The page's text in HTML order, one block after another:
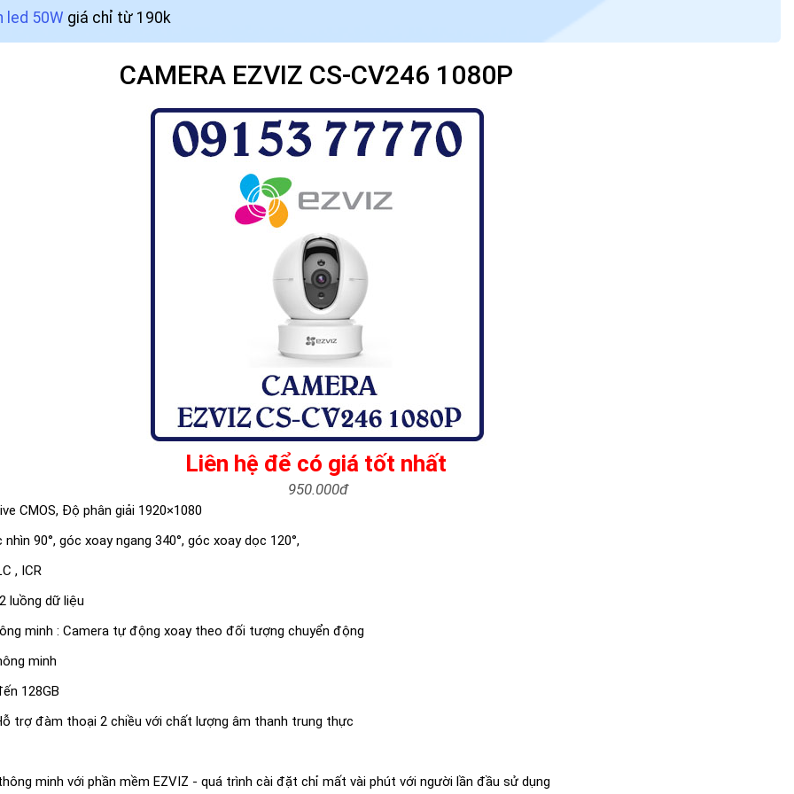
led 50W giá chỉ từ 190k
CAMERA EZVIZ CS-CV246 1080P
Liên hệ để có giá tốt nhất
950.000đ
CMOS, Độ phân giải 1920×1080
nhìn 90°, góc xoay ngang 340°, góc xoay dọc 120°,
, ICR
luồng dữ liệu
minh : Camera tự động xoay theo đối tượng chuyển động
minh
128GB
trợ đàm thoại 2 chiều với chất lượng âm thanh trung thực
minh với phần mềm EZVIZ - quá trình cài đặt chỉ mất vài phút với người lần đầu sử dụng